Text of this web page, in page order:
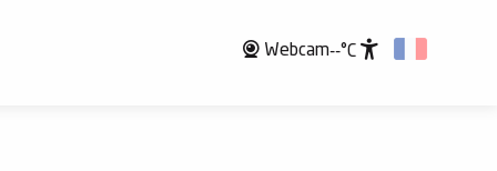
Webcam--°C